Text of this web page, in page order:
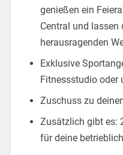
genießen ein
Central und
herausragenden
Exklusive
Fitnessstudio oder
Zuschuss zu
Zusätzlich gibt es:
für deine